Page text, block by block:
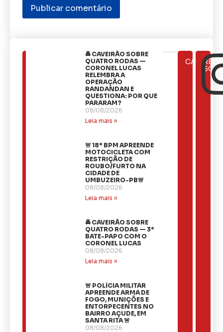
🚔 CAVEIRÃO SOBRE
QUATRO RODAS —
CORONEL LUCAS
RELEMBRA A
OPERAÇÃO
RANDANDAN E
QUESTIONA: POR QUE
PARARAM?
08/08/2026
Leia mais »
🚨 18º BPM APREENDE
MOTOCICLETA COM
RESTRIÇÃO DE
ROUBO/FURTO NA
CIDADE DE
UMBUZEIRO-PB🚨
08/08/2026
Leia mais »
🚔 CAVEIRÃO SOBRE
QUATRO RODAS — 3º
BATE-PAPO COM O
CORONEL LUCAS
08/08/2026
Leia mais »
🚨 POLÍCIA MILITAR
APREENDE ARMA DE
FOGO, MUNIÇÕES E
ENTORPECENTES NO
BAIRRO AÇUDE, EM
SANTA RITA 🚨
08/08/2026